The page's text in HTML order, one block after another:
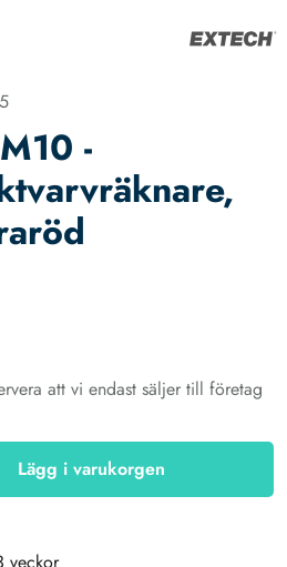
-
att vi endast säljer till företag
Lägg i varukorgen